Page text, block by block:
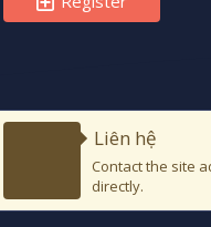
Liên hệ
Contact the site
directly.